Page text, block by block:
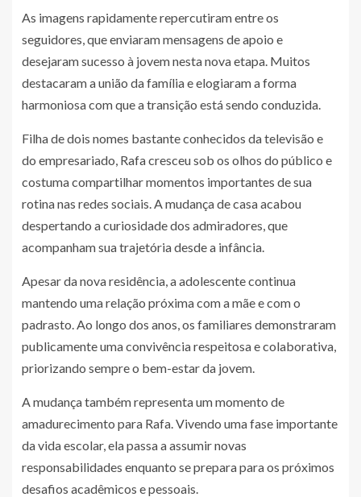
As imagens rapidamente repercutiram entre os
seguidores, que enviaram mensagens de apoio e
desejaram sucesso à jovem nesta nova etapa. Muitos
destacaram a união da família e elogiaram a forma
harmoniosa com que a transição está sendo conduzida.
Filha de dois nomes bastante conhecidos da televisão e
do empresariado, Rafa cresceu sob os olhos do público e
costuma compartilhar momentos importantes de sua
rotina nas redes sociais. A mudança de casa acabou
despertando a curiosidade dos admiradores, que
acompanham sua trajetória desde a infância.
Apesar da nova residência, a adolescente continua
mantendo uma relação próxima com a mãe e com o
padrasto. Ao longo dos anos, os familiares demonstraram
publicamente uma convivência respeitosa e colaborativa,
priorizando sempre o bem-estar da jovem.
A mudança também representa um momento de
amadurecimento para Rafa. Vivendo uma fase importante
da vida escolar, ela passa a assumir novas
responsabilidades enquanto se prepara para os próximos
desafios acadêmicos e pessoais.